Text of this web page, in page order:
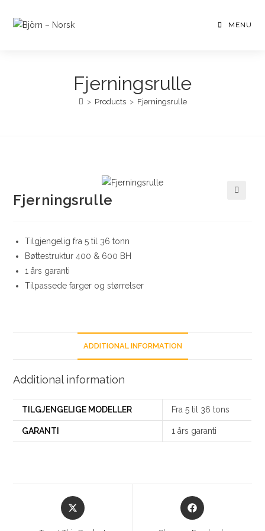
MENU
Fjerningsrulle
> Products > Fjerningsrulle
Fjerningsrulle
Tilgjengelig fra 5 til 36 tonn
Bøttestruktur 400 & 600 BH
1 års garanti
Tilpassede farger og størrelser
ADDITIONAL INFORMATION
Additional information
TILGJENGELIGE MODELLER Fra 5 til 36 tons
GARANTI 1 års garanti
Opens
in
Opens
in